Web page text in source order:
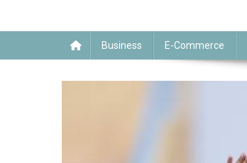
Business E-Commerce